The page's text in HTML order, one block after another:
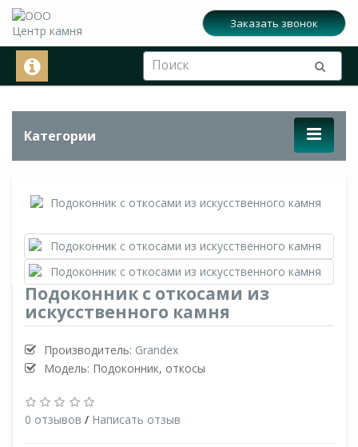
Заказать звонок
Категории
Подоконник с откосами из
искусственного камня
Производитель: Grandex
Модель: Подоконник, откосы
0 отзывов / Написать отзыв